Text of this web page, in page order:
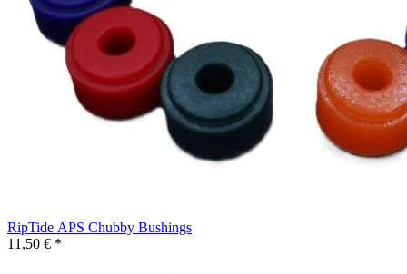
RipTide APS Chubby Bushings
11,50 € *